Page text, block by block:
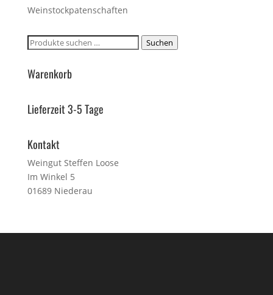
Weinstockpatenschaften
Suchen
Suchen
Warenkorb
Lieferzeit 3-5 Tage
Kontakt
Weingut Steffen Loose
Im Winkel 5
01689 Niederau